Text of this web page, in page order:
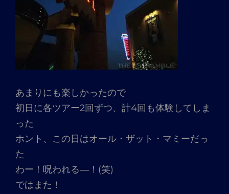
あまりにも楽しかったので
初日に各ツアー2回ずつ、計4回も体験してしま
った
ホント、この日はオール・ザット・マミーだっ
た
わー！呪われる―！(笑)
ではまた！